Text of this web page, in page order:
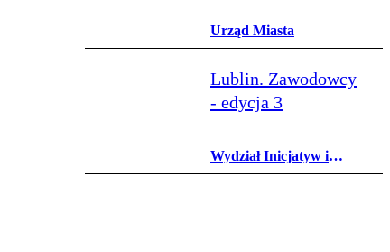
Urząd Miasta
Lublin. Zawodowcy
- edycja 3
Wydział Inicjatyw i
Programów Społecznych